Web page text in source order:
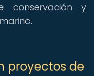
conservación y
proyectos de